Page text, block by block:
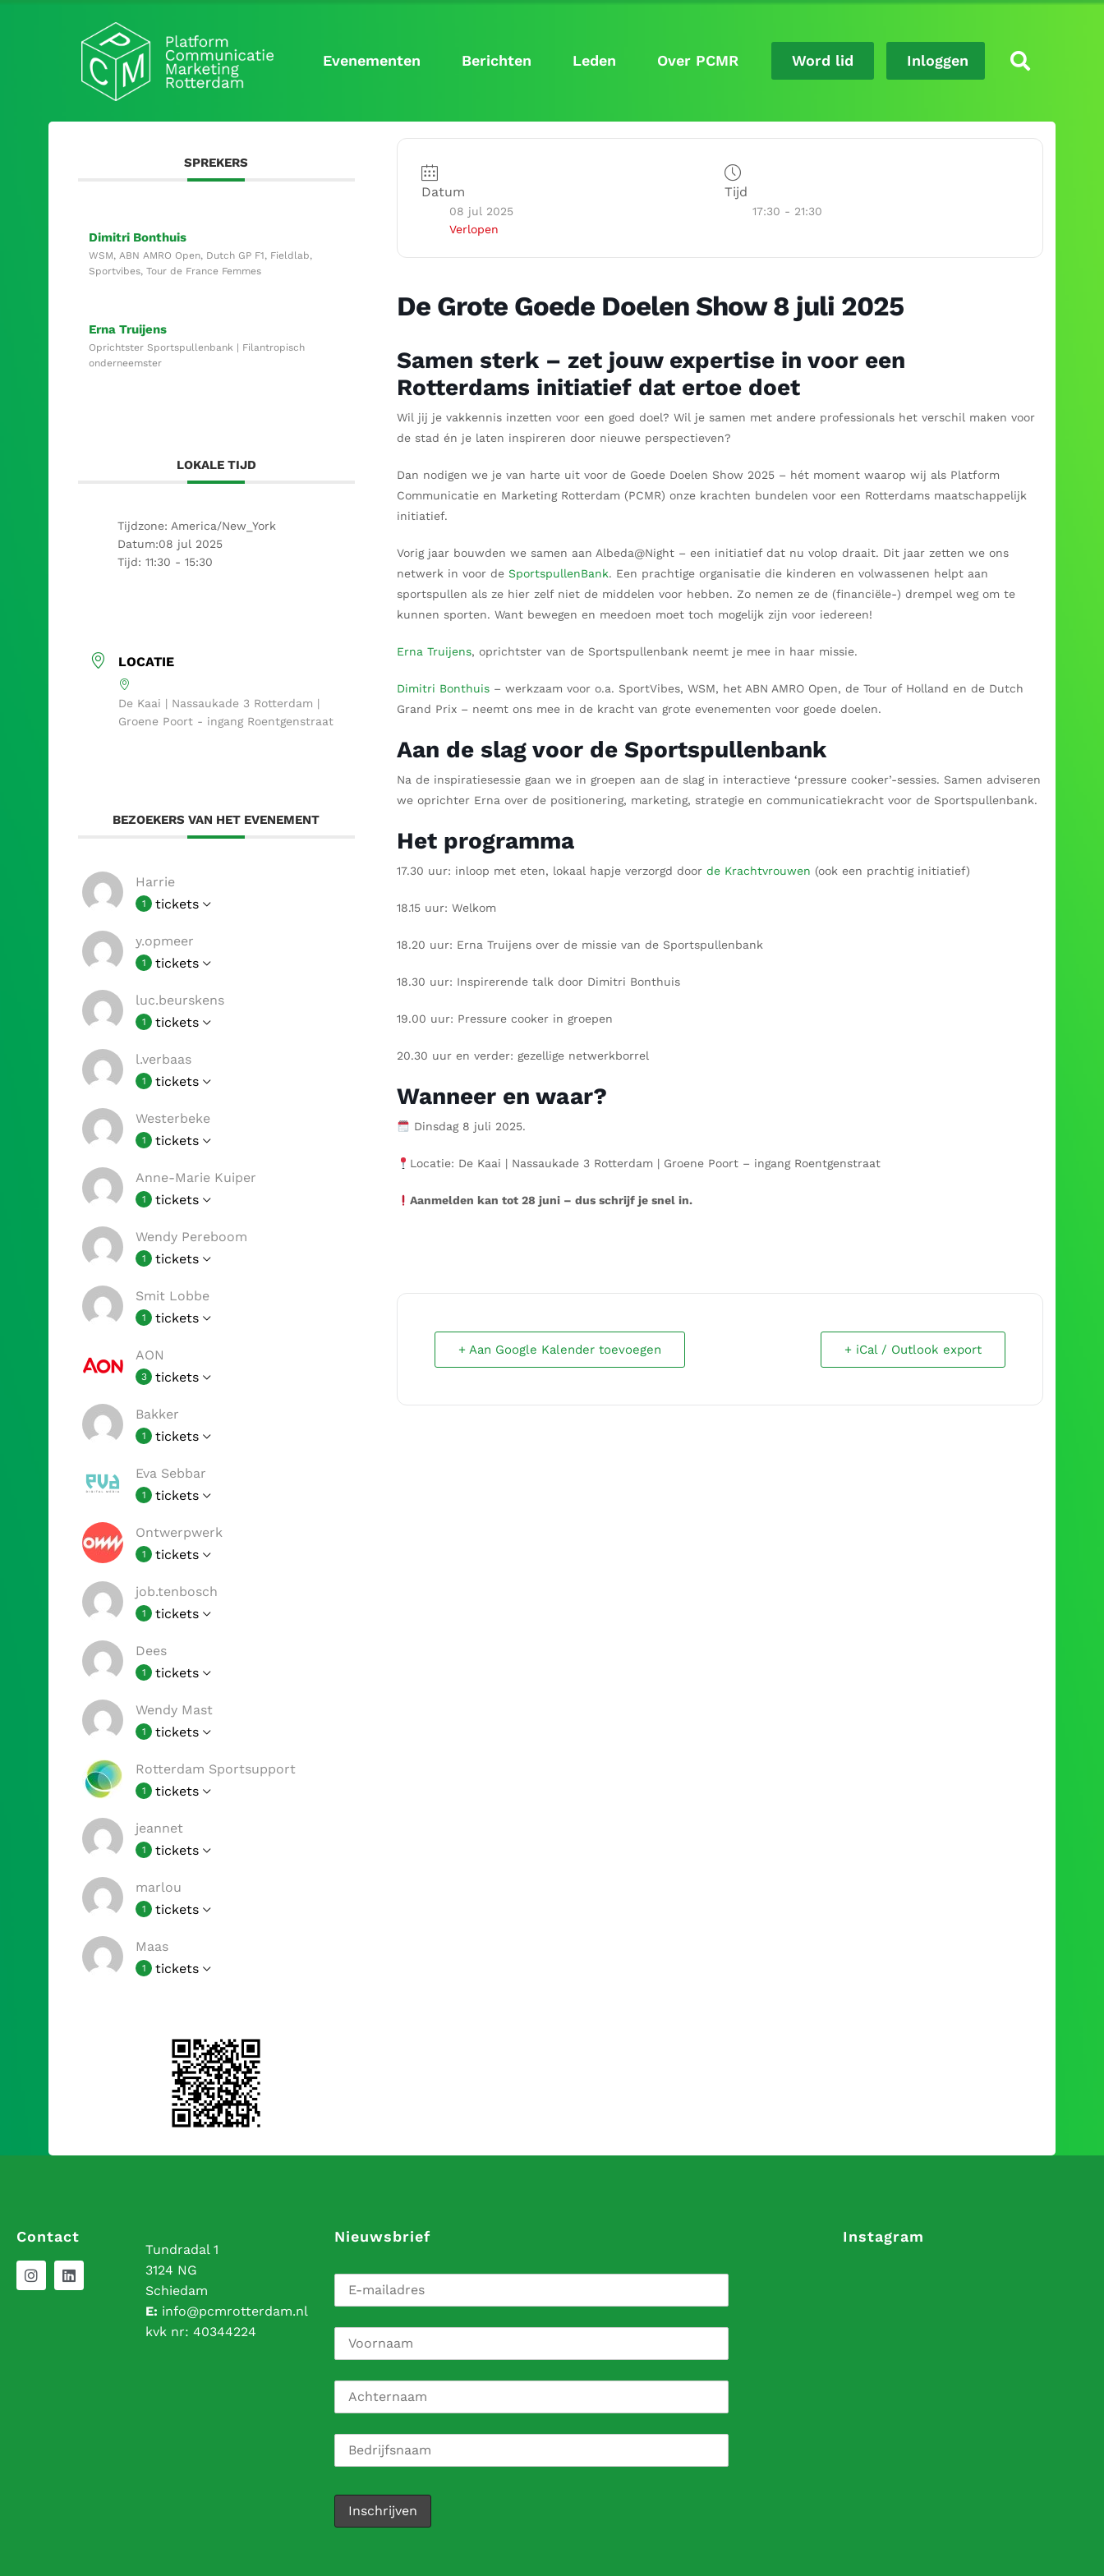
Evenementen Berichten Leden Over PCMR Word lid Inloggen
SPREKERS
Dimitri Bonthuis
WSM, ABN AMRO Open, Dutch GP F1, Fieldlab,
Sportvibes, Tour de France Femmes
Erna Truijens
Oprichtster Sportspullenbank | Filantropisch
onderneemster
LOKALE TIJD
Tijdzone: America/New_York
Datum:08 jul 2025
Tijd: 11:30 - 15:30
LOCATIE
De Kaai | Nassaukade 3 Rotterdam |
Groene Poort - ingang Roentgenstraat
BEZOEKERS VAN HET EVENEMENT
Harrie
1 tickets
y.opmeer
1 tickets
luc.beurskens
1 tickets
l.verbaas
1 tickets
Westerbeke
1 tickets
Anne-Marie Kuiper
1 tickets
Wendy Pereboom
1 tickets
Smit Lobbe
1 tickets
AON
3 tickets
Bakker
1 tickets
Eva Sebbar
1 tickets
Ontwerpwerk
1 tickets
job.tenbosch
1 tickets
Dees
1 tickets
Wendy Mast
1 tickets
Rotterdam Sportsupport
1 tickets
jeannet
1 tickets
marlou
1 tickets
Maas
1 tickets
Datum
08 jul 2025
Verlopen
Tijd
17:30 - 21:30
De Grote Goede Doelen Show 8 juli 2025
Samen sterk – zet jouw expertise in voor een
Rotterdams initiatief dat ertoe doet
Wil jij je vakkennis inzetten voor een goed doel? Wil je samen met andere professionals het verschil maken voor
de stad én je laten inspireren door nieuwe perspectieven?
Dan nodigen we je van harte uit voor de Goede Doelen Show 2025 – hét moment waarop wij als Platform
Communicatie en Marketing Rotterdam (PCMR) onze krachten bundelen voor een Rotterdams maatschappelijk
initiatief.
Vorig jaar bouwden we samen aan Albeda@Night – een initiatief dat nu volop draait. Dit jaar zetten we ons
netwerk in voor de SportspullenBank. Een prachtige organisatie die kinderen en volwassenen helpt aan
sportspullen als ze hier zelf niet de middelen voor hebben. Zo nemen ze de (financiële-) drempel weg om te
kunnen sporten. Want bewegen en meedoen moet toch mogelijk zijn voor iedereen!
Erna Truijens, oprichtster van de Sportspullenbank neemt je mee in haar missie.
Dimitri Bonthuis– werkzaam voor o.a. SportVibes, WSM, het ABN AMRO Open, de Tour of Holland en de Dutch
Grand Prix – neemt ons mee in de kracht van grote evenementen voor goede doelen.
Aan de slag voor de Sportspullenbank
Na de inspiratiesessie gaan we in groepen aan de slag in interactieve ‘pressure cooker’-sessies. Samen adviseren
we oprichter Erna over de positionering, marketing, strategie en communicatiekracht voor de Sportspullenbank.
Het programma
17.30 uur: inloop met eten, lokaal hapje verzorgd door de Krachtvrouwen (ook een prachtig initiatief)
18.15 uur: Welkom
18.20 uur: Erna Truijens over de missie van de Sportspullenbank
18.30 uur: Inspirerende talk door Dimitri Bonthuis
19.00 uur: Pressure cooker in groepen
20.30 uur en verder: gezellige netwerkborrel
Wanneer en waar?
Dinsdag 8 juli 2025.
Locatie: De Kaai | Nassaukade 3 Rotterdam | Groene Poort – ingang Roentgenstraat
Aanmelden kan tot 28 juni – dus schrijf je snel in.
+ Aan Google Kalender toevoegen + iCal / Outlook export
Contact
Tundradal 1
3124 NG
Schiedam
E: info@pcmrotterdam.nl
kvk nr: 40344224
Nieuwsbrief Instagram